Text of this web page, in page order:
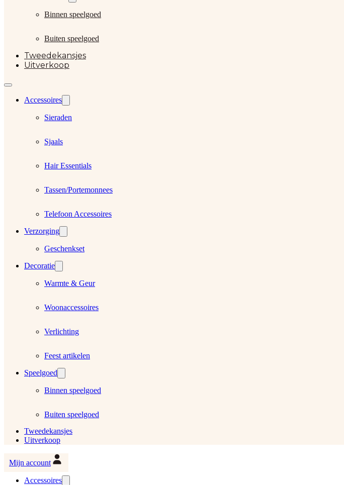
Binnen speelgoed
Buiten speelgoed
Tweedekansjes
Uitverkoop
Accessoires
Sieraden
Sjaals
Hair Essentials
Tassen/Portemonnees
Telefoon Accessoires
Verzorging
Geschenkset
Decoratie
Warmte & Geur
Woonaccessoires
Verlichting
Feest artikelen
Speelgoed
Binnen speelgoed
Buiten speelgoed
Tweedekansjes
Uitverkoop
Mijn account
Accessoires